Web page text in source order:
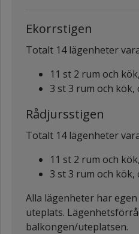
Ekorrstigen
Totalt 14 lägenheter
11 st 2 rum och
3 st 3 rum och kök,
Rådjursstigen
Totalt 14 lägenheter
11 st 2 rum och
3 st 3 rum och kök,
Alla lägenheter har
uteplats.
balkongen/uteplatsen.